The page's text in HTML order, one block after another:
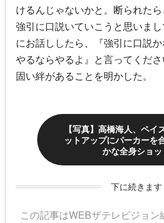
けるんじゃないかと。断られた
強引に口説いていこうと思いま
にお話ししたら、『強引に口説
やるならやるよ』と言ってくださ
固い絆があることを明かした。
【写真】高橋海人、ペイ
ットアップにパーカーを
かな全身ショッ
下に続きます
この記事はWEBザテレビジョン